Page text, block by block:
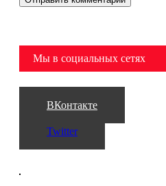
Мы в социальных сетях
ВКонтакте
Twitter